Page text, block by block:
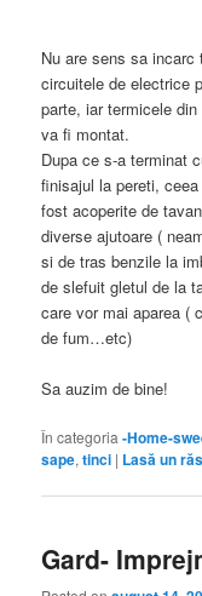
Nu are sens sa
circuitele de electrice
parte, iar termicele
va fi montat.
Dupa ce s-a terminat
finisajul la pereti,
fost acoperite de
diverse ajutoare (
si de tras benzile la
de slefuit gletul de la
care vor mai aparea (
de fum…etc)
Sa auzim de bine!
În categoria -Home-
sape,tinci | Lasă un
Gard-